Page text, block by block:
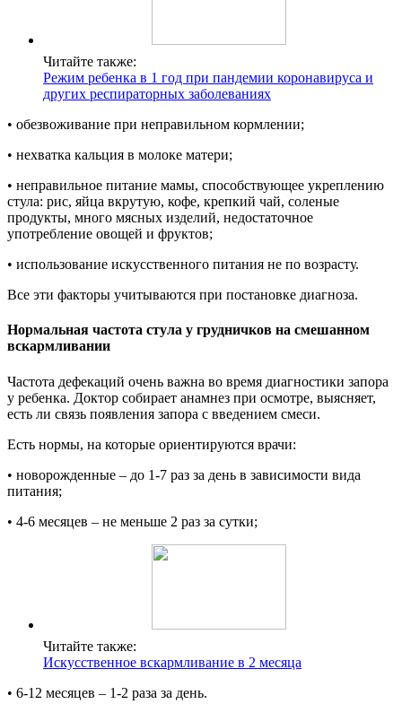
Читайте также:
Режим ребенка в 1 год при пандемии коронавируса и
других респираторных заболеваниях
• обезвоживание при неправильном кормлении;
• нехватка кальция в молоке матери;
• неправильное питание мамы, способствующее укреплению
стула: рис, яйца вкрутую, кофе, крепкий чай, соленые
продукты, много мясных изделий, недостаточное
употребление овощей и фруктов;
• использование искусственного питания не по возрасту.
Все эти факторы учитываются при постановке диагноза.
Нормальная частота стула у грудничков на смешанном
вскармливании
Частота дефекаций очень важна во время диагностики запора
у ребенка. Доктор собирает анамнез при осмотре, выясняет,
есть ли связь появления запора с введением смеси.
Есть нормы, на которые ориентируются врачи:
• новорожденные – до 1-7 раз за день в зависимости вида
питания;
• 4-6 месяцев – не меньше 2 раз за сутки;
Читайте также:
Искусственное вскармливание в 2 месяца
• 6-12 месяцев – 1-2 раза за день.